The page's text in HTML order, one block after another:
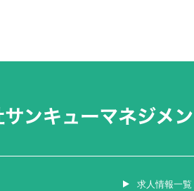
求人情報一覧